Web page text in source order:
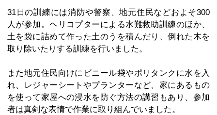
31日の訓練には消防や警察、地元住民などおよそ300
人が参加。ヘリコプターによる水難救助訓練のほか、
土を袋に詰めて作った土のうを積んだり、倒れた木を
取り除いたりする訓練を行いました。
また地元住民向けにビニール袋やポリタンクに水を入
れ、レジャーシートやプランターなど、家にあるもの
を使って家屋への浸水を防ぐ方法の講習もあり、参加
者は真剣な表情で作業に取り組んでいました。